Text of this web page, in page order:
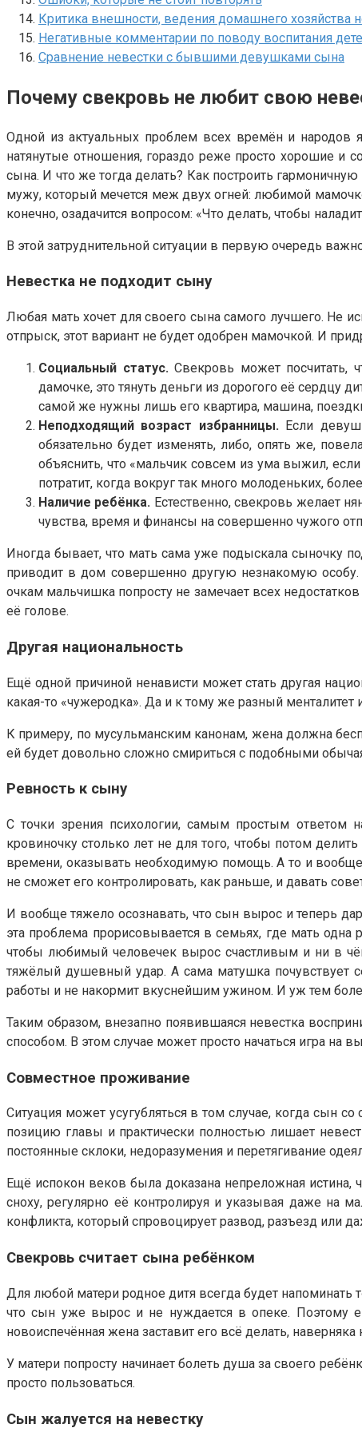
Критика внешности, ведения домашнего хозяйства
Негативные комментарии по поводу воспитания
Сравнение невестки с бывшими девушками сына
Почему свекровь не любит свою
Одной из актуальных проблем всех времён и народов
натянутые отношения, гораздо реже просто хорошие и
сына. И что же тогда делать? Как построить
мужу, который мечется меж двух огней: любимой
конечно, озадачится вопросом: «Что делать, чтобы
В этой затруднительной ситуации в первую очередь
Невестка не подходит сыну
Любая мать хочет для своего сына самого лучшего. Не
отпрыск, этот вариант не будет одобрен мамочкой. И
Социальный статус.Свекровь может посчитать,
дамочке, это тянуть деньги из дорогого её сердцу
самой же нужны лишь его квартира, машина,
Неподходящий возраст избранницы.Если
обязательно будет изменять, либо, опять же,
объяснить, что «мальчик совсем из ума выжил,
потратит, когда вокруг так много молоденьких,
Наличие ребёнка. Естественно, свекровь желает
чувства, время и финансы на совершенно чужого
Иногда бывает, что мать сама уже подыскала сыночку
приводит в дом совершенно другую незнакомую
очкам мальчишка попросту не замечает всех
её голове.
Другая национальность
Ещё одной причиной ненависти может стать другая
какая-то «чужеродка». Да и к тому же разный
К примеру, по мусульманским канонам, жена должна
ей будет довольно сложно смириться с подобными
Ревность к сыну
С точки зрения психологии, самым простым ответом
кровиночку столько лет не для того, чтобы потом
времени, оказывать необходимую помощь. А то и
не сможет его контролировать, как раньше, и давать
И вообще тяжело осознавать, что сын вырос и теперь
эта проблема прорисовывается в семьях, где мать
чтобы любимый человечек вырос счастливым и ни в
тяжёлый душевный удар. А сама матушка почувствует
работы и не накормит вкуснейшим ужином. И уж тем
Таким образом, внезапно появившаяся невестка
способом. В этом случае может просто начаться игра на
Совместное проживание
Ситуация может усугубляться в том случае, когда сын
позицию главы и практически полностью лишает
постоянные склоки, недоразумения и перетягивание
Ещё испокон веков была доказана непреложная
сноху, регулярно её контролируя и указывая даже на
конфликта, который спровоцирует развод, разъезд или
Свекровь считает сына ребёнком
Для любой матери родное дитя всегда будет
что сын уже вырос и не нуждается в опеке. Поэтому
новоиспечённая жена заставит его всё делать,
У матери попросту начинает болеть душа за своего
просто пользоваться.
Сын жалуется на невестку